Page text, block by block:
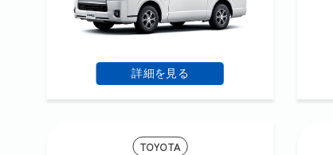
詳細を見る
TOYOTA